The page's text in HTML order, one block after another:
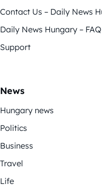
Contact Us – Daily News
Daily News Hungary –
Support
News
Hungary news
Politics
Business
Travel
Life